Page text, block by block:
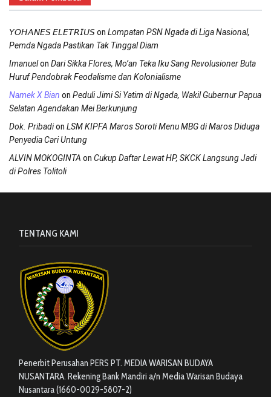
𝘠𝘖𝘏𝘈𝘕𝘌𝘚 𝘌𝘓𝘌𝘛𝘙𝘐𝘜𝘚on Lompatan PSN Ngada di Liga Nasional,
Pemda Ngada Pastikan Tak Tinggal Diam
Imanuelon Dari Sikka Flores, Mo’an Teka Iku Sang Revolusioner Buta
Huruf Pendobrak Feodalisme dan Kolonialisme
Namek X Bian on Peduli Jimi Si Yatim di Ngada, Wakil Gubernur Papua
Selatan Agendakan Mei Berkunjung
Dok. Pribadion LSM KIPFA Maros Soroti Menu MBG di Maros Diduga
Penyedia Cari Untung
ALVIN MOKOGINTA on Cukup Daftar Lewat HP, SKCK Langsung Jadi
di Polres Tolitoli
TENTANG KAMI
Penerbit Perusahan PERS PT. MEDIA WARISAN BUDAYA
NUSANTARA. Rekening Bank Mandiri a/n Media Warisan Budaya
Nusantara (1660-0029-5807-2)